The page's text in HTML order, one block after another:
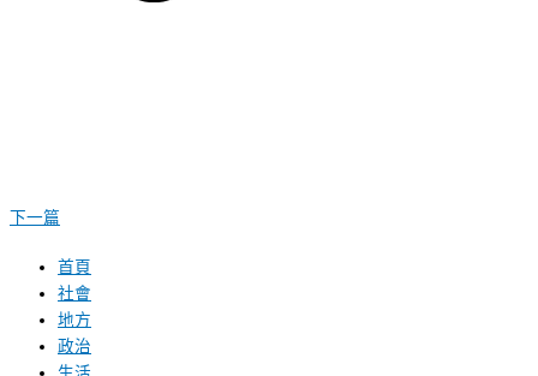
下一篇
首頁
社會
地方
政治